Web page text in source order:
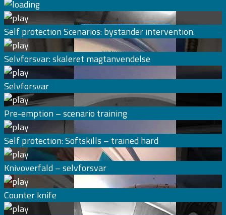
Self protection Scenarios: bystander intervention.
Selvforsvar: skaleret magtanvendelse
Selvforsvar
Pre-emption – scenario training
Self protection: Softskills – trained hard
Knivoverfald – selvforsvar
Counter knife